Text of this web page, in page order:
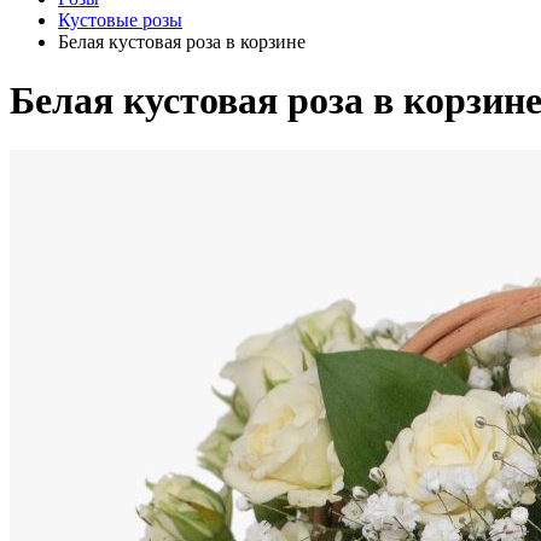
Кустовые розы
Белая кустовая роза в корзине
Белая кустовая роза в корзине